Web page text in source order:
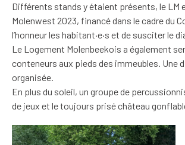
Différents stands y étaient présents, le LM
Molenwest 2023, financé dans le cadre du
l’honneur les habitant·e·s et de susciter le
Le Logement Molenbeekois a également
conteneurs aux pieds des immeubles. Une
organisée.
En plus du soleil, un groupe de
de jeux et le toujours prisé château